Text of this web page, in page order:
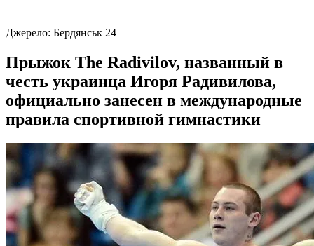
Джерело: Бердянськ 24
Прыжок The Radivilov, названный в
честь украинца Игоря Радивилова,
официально занесен в международные
правила спортивной гимнастики